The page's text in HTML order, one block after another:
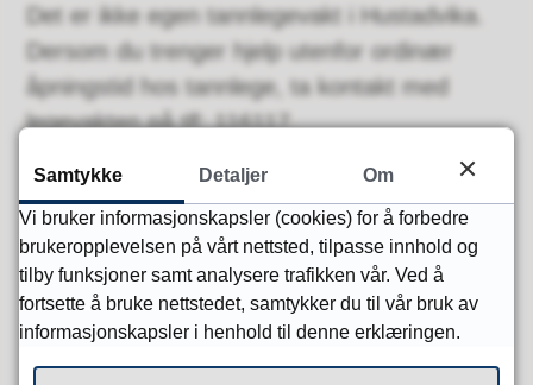
Det er ikke egen tannlegevakt i Hustadvika.
Dersom du trenger hjelp utenfor ordinær
åpningstid hos tannlege, ta kontakt med
legevakten på tlf: 116117.
Sist endret 12.01.2026 13.18
Har du spørsmål?
Samtykke Detaljer Om
Vi bruker informasjonskapsler (cookies) for å forbedre
brukeropplevelsen på vårt nettsted, tilpasse innhold og
tilby funksjoner samt analysere trafikken vår. Ved å
fortsette å bruke nettstedet, samtykker du til vår bruk av
informasjonskapsler i henhold til denne erklæringen.